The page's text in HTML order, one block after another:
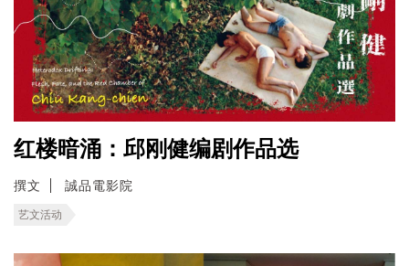
红楼暗涌：邱刚健编剧作品选
撰文 誠品電影院
艺文活动